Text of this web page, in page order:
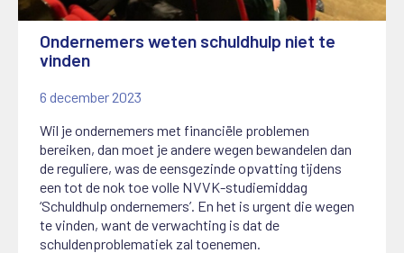
Ondernemers weten schuldhulp niet te
vinden
6 december 2023
Wil je ondernemers met financiële problemen
bereiken, dan moet je andere wegen bewandelen dan
de reguliere, was de eensgezinde opvatting tijdens
een tot de nok toe volle NVVK-studiemiddag
‘Schuldhulp ondernemers’. En het is urgent die wegen
te vinden, want de verwachting is dat de
schuldenproblematiek zal toenemen.